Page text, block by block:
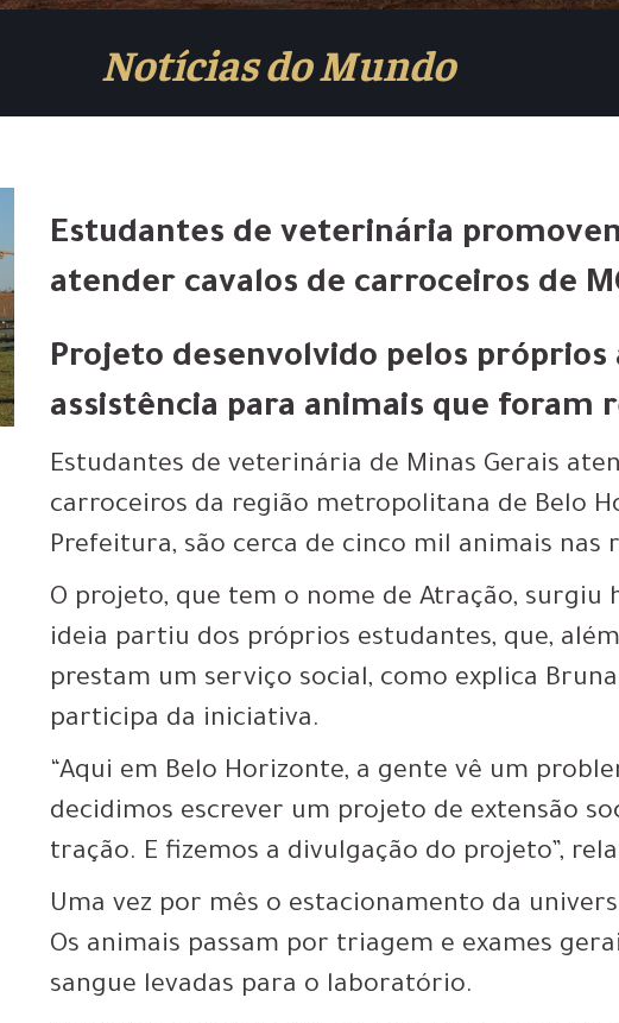
Notícias do Mundo
Estudantes de veterinária
atender cavalos de carroceiros de
Projeto desenvolvido pelos
assistência para animais que foram
Estudantes de veterinária de Minas Gerais
carroceiros da região metropolitana de Belo
Prefeitura, são cerca de cinco mil animais nas
O projeto, que tem o nome de Atração, surgiu
ideia partiu dos próprios estudantes, que,
prestam um serviço social, como explica
participa da iniciativa.
“Aqui em Belo Horizonte, a gente vê um
decidimos escrever um projeto de extensão
tração. E fizemos a divulgação do projeto”,
Uma vez por mês o estacionamento da
Os animais passam por triagem e exames
sangue levadas para o laboratório.